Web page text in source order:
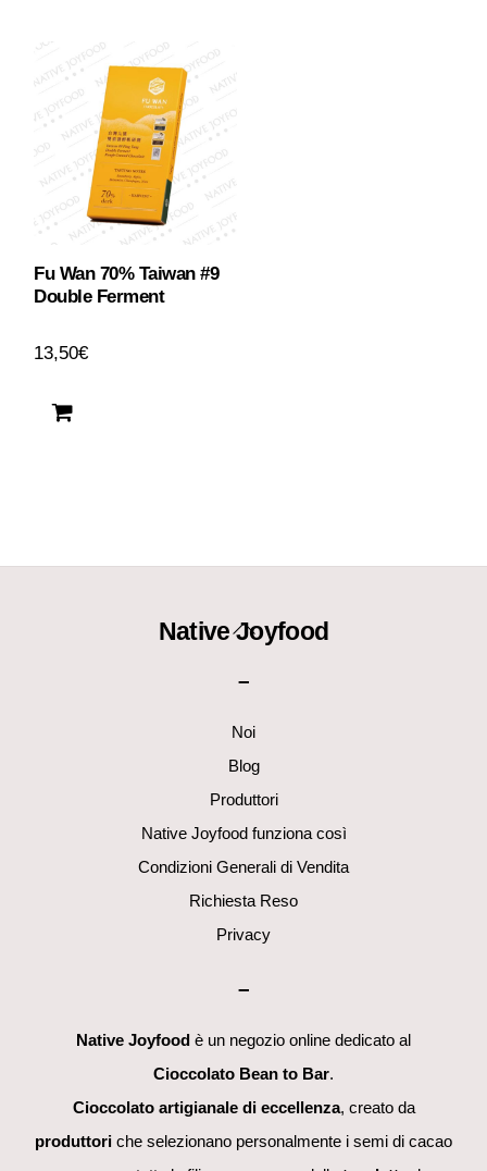
Fu Wan 70% Taiwan #9
Double Ferment
13,50€
Back
Native Joyfood
–
Noi
Blog
Produttori
Native Joyfood funziona così
Condizioni Generali di Vendita
Richiesta Reso
Privacy
–
Native Joyfood è un negozio online dedicato al
Cioccolato Bean to Bar.
Cioccolato artigianale di eccellenza, creato da
produttori che selezionano personalmente i semi di cacao